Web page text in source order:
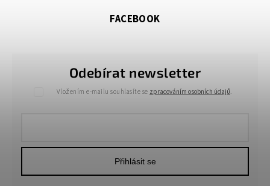
Odebírat newsletter
Vložením e-mailu souhlasíte se zpracováním osobních údajů.
Přihlásit se
FACEBOOK